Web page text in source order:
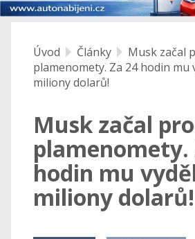
Úvod Články
Musk začal
plamenomety. Za 24 hodin mu
miliony dolarů!
Musk začal
plamenomety.
hodin mu
miliony dolarů!